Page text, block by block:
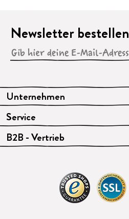
Unternehmen
Service
B2B - Vertrieb
Newsletter bestellen